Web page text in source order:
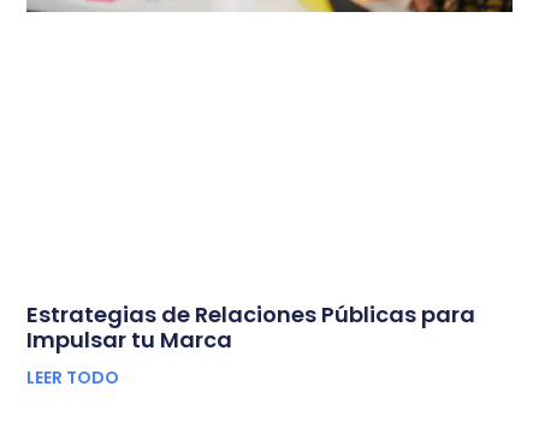
Estrategias de Relaciones Públicas para
Impulsar tu Marca
LEER TODO